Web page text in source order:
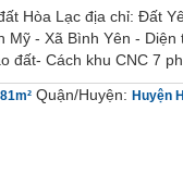
Hòa Lạc địa chỉ: Đất
Mỹ - Xã Bình Yên -
đất- Cách khu CNC 7
81m² Quận/Huyện: Huyện